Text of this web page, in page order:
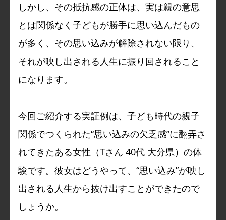
しかし、その抵抗感の正体は、実は親の意思
とは関係なく子どもが勝手に思い込んだもの
が多く、その思い込みが解除されない限り、
それが映し出される人生に振り回されること
になります。
今回ご紹介する実証例は、子ども時代の親子
関係でつくられた“思い込みの欠乏感”に翻弄さ
れてきたある女性（Tさん 40代 大分県）の体
験です。彼女はどうやって、“思い込み”が映し
出される人生から抜け出すことができたので
しょうか。